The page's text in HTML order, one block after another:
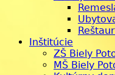
Inštitúcie
ZŠ Biely
MŠ Biely